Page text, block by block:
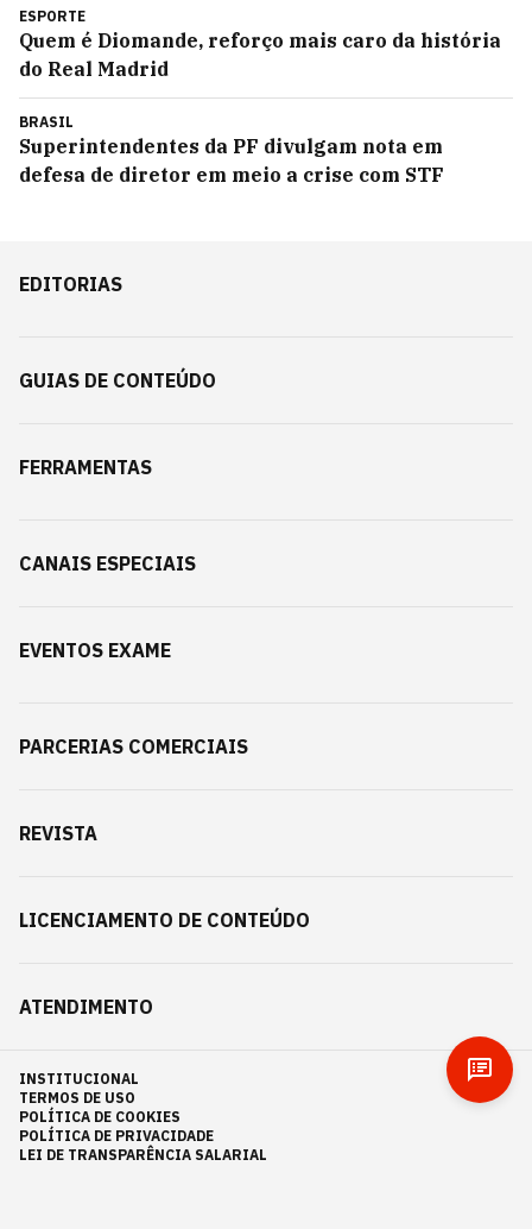
ESPORTE
Quem é Diomande, reforço mais caro da história
do Real Madrid
BRASIL
Superintendentes da PF divulgam nota em
defesa de diretor em meio a crise com STF
EDITORIAS
GUIAS DE CONTEÚDO
FERRAMENTAS
CANAIS ESPECIAIS
EVENTOS EXAME
PARCERIAS COMERCIAIS
REVISTA
LICENCIAMENTO DE CONTEÚDO
ATENDIMENTO
INSTITUCIONAL
TERMOS DE USO
POLÍTICA DE COOKIES
POLÍTICA DE PRIVACIDADE
LEI DE TRANSPARÊNCIA SALARIAL